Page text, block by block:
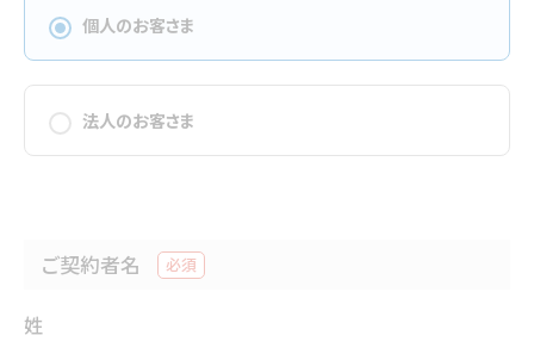
個人のお客さま
法人のお客さま
ご契約者名 必須
姓